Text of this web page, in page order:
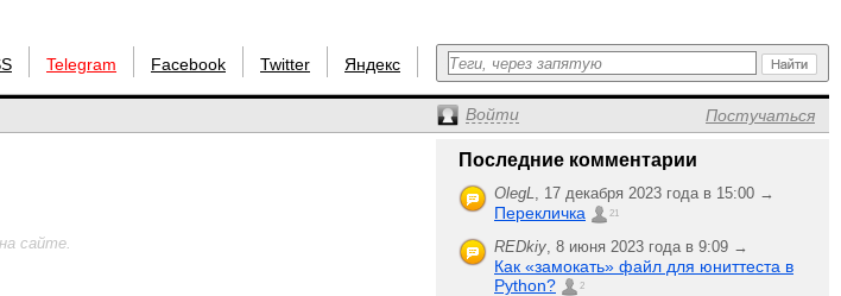
Telegram Facebook Twitter Яндекс
Войти Постучаться
сайте.
Последние комментарии
OlegL, 17 декабря 2023 года в 15:00 →
Перекличка 21
REDkiy, 8 июня 2023 года в 9:09 →
Как «замокать» файл для юниттеста в
Python?
2